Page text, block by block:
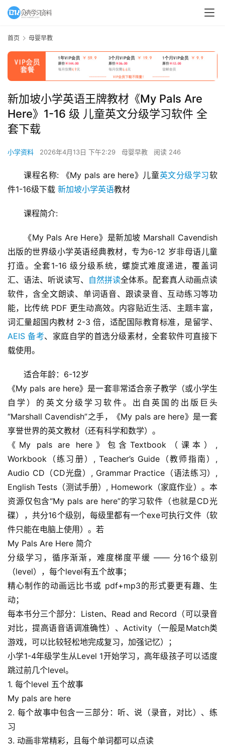
首
页
母
婴
早
教
A
I
首页 母婴早教
新加坡小学英语王牌教材《My Pals Are
Here》1-16 级 儿童英文分级学习软件 全
套下载
小学资料 2026年4月13日 下午2:29 母婴早教 阅读 246
课程名称: 《My pals are here》儿童英文分级学习软
件1-16级下载 新加坡小学英语教材
课程简介:
《My Pals Are Here》是新加坡 Marshall Cavendish
出版的世界级小学英语经典教材，专为6-12 岁非母语儿童
打造。全套1-16 级分级系统，螺旋式难度递进，覆盖词
汇、语法、听说读写、
自然拼读全体系。配套真人动画点读
软件，含全文朗读、单词语音、跟读录音、互动练习等功
能，比传统 PDF 更生动高效。内容贴近生活、主题丰富，
词汇量超国内教材 2-3 倍，适配国际教育标准，是留学、
AEIS 备考、家庭自学的首选分级素材，全套软件可直接下
载使用。
适合年龄：6-12岁
《My pals are here》是一套非常适合亲子教学（或小学生
自学）的英文分级学习软件。出自英国的出版巨头
“Marshall Cavendish”之手，《My pals are here》是一套
享誉世界的英文教材（还有科学和数学）。
《My pals are here》包含Textbook（课本）,
Workbook（练习册）, Teacher’s Guide（教师指南）,
Audio CD（CD光盘）, Grammar Practice（语法练习）,
English Tests（测试手册）, Homework（家庭作业）。本
资源仅包含“My pals are here”的学习软件（也就是CD光
碟），共分16个级别，每级里都有一个exe可执行文件（软
件只能在电脑上使用）。若
My Pals Are Here 简介
分级学习，循序渐渐，难度梯度平缓 —— 分16个级别
（level），每个level有五个故事；
精心制作的动画远比书或 pdf+mp3的形式要更有趣、生
动；
每本书分三个部分：Listen、Read and Record（可以录音
对比，提高语音语调准确性）、Activity（一般是Match类
游戏，可以比较轻松地完成复习，加强记忆）；
小学1-4年级学生从Level 1开始学习，高年级孩子可以适度
跳过前几个level。
1. 每个level 五个故事
My pals are here
2. 每个故事中包含一三部分：听、说（录音，对比）、练
习
3. 动画非常精彩，且每个单词都可以点读